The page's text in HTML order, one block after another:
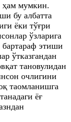
ҳам мумкин.
бу албатта
ёки тўғри
ўзларига
этиши
ўтказгандан
тановулидан
очлигини
таомланишга
ёғ